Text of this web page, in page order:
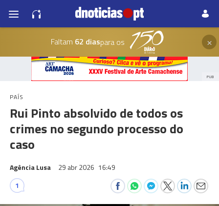
Faltam 62 diaspara os ×
PUB
PAÍS
Rui Pinto absolvido de todos os
crimes no segundo processo do
caso
Agência Lusa 29 abr 2026 16:49
1